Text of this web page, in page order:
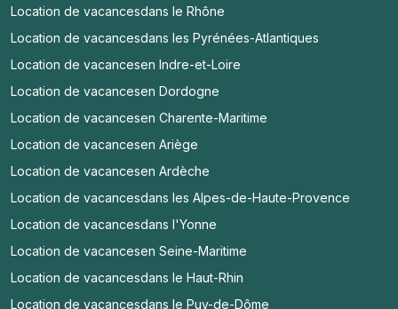
Location de vacancesdans le Rhône
Location de vacancesdans les Pyrénées-Atlantiques
Location de vacancesen Indre-et-Loire
Location de vacancesen Dordogne
Location de vacancesen Charente-Maritime
Location de vacancesen Ariège
Location de vacancesen Ardèche
Location de vacancesdans les Alpes-de-Haute-Provence
Location de vacancesdans l'Yonne
Location de vacancesen Seine-Maritime
Location de vacancesdans le Haut-Rhin
Location de vacancesdans le Puy-de-Dôme